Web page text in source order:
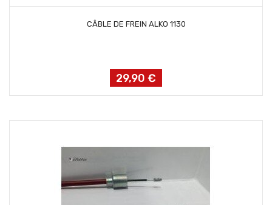
CÂBLE DE FREIN ALKO 1130
Prix
29,90 €